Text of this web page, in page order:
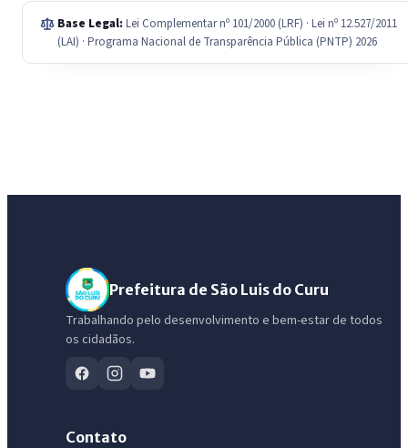
Base Legal: Lei Complementar nº 101/2000 (LRF) · Lei nº 12.527/2011
(LAI) · Programa Nacional de Transparência Pública (PNTP) 2026
Prefeitura de São Luis do Curu
Trabalhando pelo desenvolvimento e bem-estar de todos
os cidadãos.
Contato